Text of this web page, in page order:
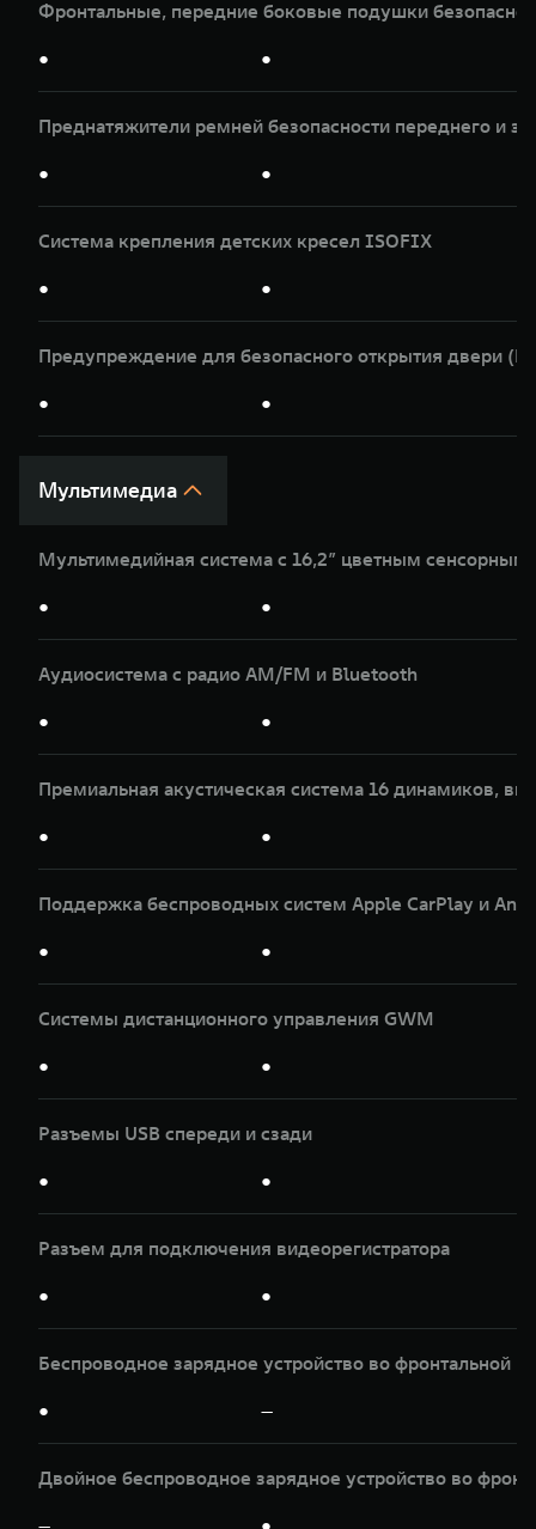
Фронтальные, передние боковые подушки
● ●
Преднатяжители ремней безопасности переднего и
● ●
Система крепления детских кресел ISOFIX
● ●
Предупреждение для безопасного открытия двери
● ●
Мультимедиа
Мультимедийная система с 16,2” цветным сенсорным
● ●
Аудиосистема с радио AM/FM и Bluetooth
● ●
Премиальная акустическая система 16 динамиков,
● ●
Поддержка беспроводных систем Apple CarPlay и
● ●
Системы дистанционного управления GWM
● ●
Разъeмы USB спереди и сзади
● ●
Разъeм для подключения видеорегистратора
● ●
Беспроводное зарядное устройство во фронтальной
● —
Двойное беспроводное зарядное устройство во